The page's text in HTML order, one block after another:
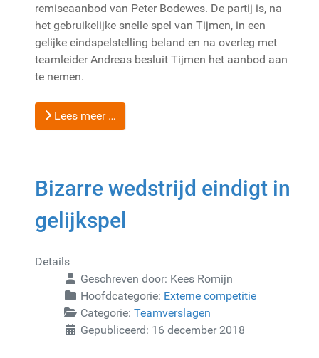
remiseaanbod van Peter Bodewes. De partij is, na
het gebruikelijke snelle spel van Tijmen, in een
gelijke eindspelstelling beland en na overleg met
teamleider Andreas besluit Tijmen het aanbod aan
te nemen.
Lees meer …
Bizarre wedstrijd eindigt in
gelijkspel
Details
Geschreven door: Kees Romijn
Hoofdcategorie: Externe competitie
Categorie: Teamverslagen
Gepubliceerd: 16 december 2018